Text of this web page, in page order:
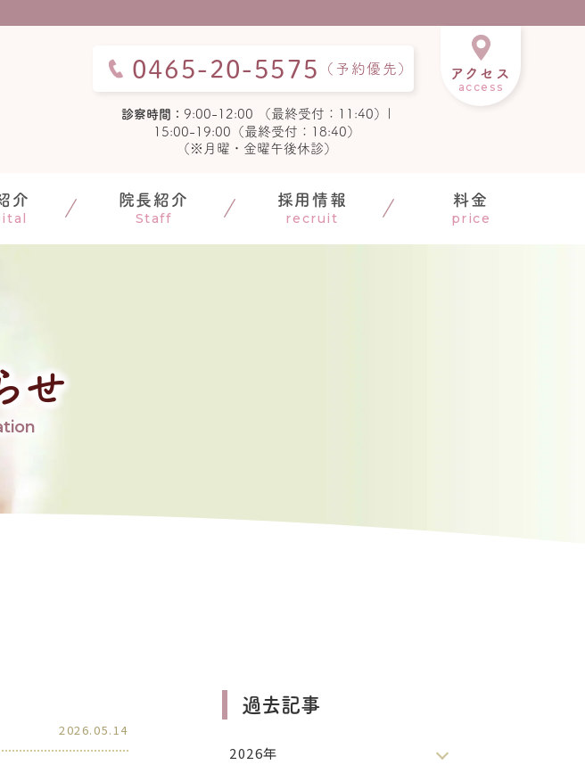
アクセス
access
0465- 20- 5575 （予約優先）
診察時間： 9:00-12:00 （最終受付：11:40）|
15:00-19:00（最終受付：18:40）
（※月曜・金曜午後休診）
介
院長紹介
Staff
採用情報
recruit
料金
price
せ
2026.05.14
過去記事
2026年